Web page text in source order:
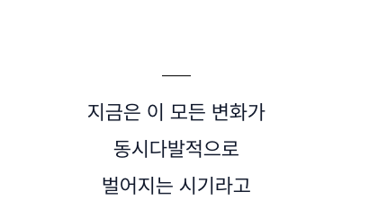
지금은 이 모든 변화가
동시다발적으로
벌어지는 시기라고